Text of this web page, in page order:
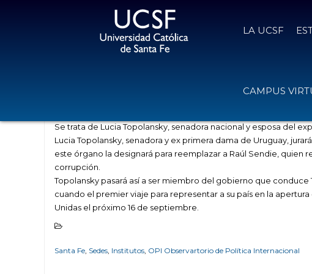
LA UCSF
CAMPUS
Se trata de Lucia Topolansky, senadora nacional y esposa del
Lucia Topolansky, senadora y ex primera dama de Uruguay,
este órgano la designará para reemplazar a Raúl Sendie, quien
corrupción.
Topolansky pasará así a ser miembro del gobierno que
cuando el premier viaje para representar a su país en la
Unidas el próximo 16 de septiembre.
Santa Fe, Sedes, Institutos, OPI Observartorio de Política Internacional